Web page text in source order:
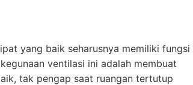
yang baik seharusnya memiliki fungsi
ventilasi ini adalah membuat
tak pengap saat ruangan tertutup